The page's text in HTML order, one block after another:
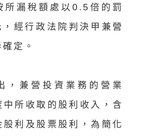
所漏稅額處以0.5倍的罰
經行政法院判決甲兼營
定。
，兼營投資業務的營業
中所收取的股利收入，含
股利及股票股利，為簡化